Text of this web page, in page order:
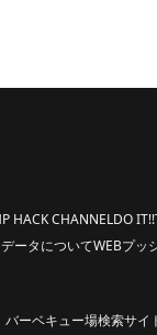
HACK CHANNELDO IT!!
ータについてWEBプッ
バーベキュー場検索サイ